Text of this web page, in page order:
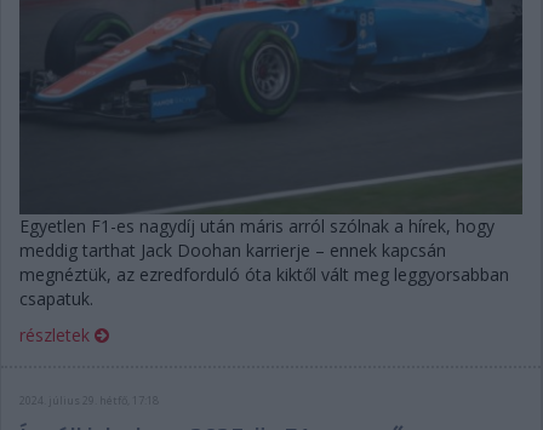
Egyetlen F1-es nagydíj után máris arról szólnak a hírek, hogy
meddig tarthat Jack Doohan karrierje – ennek kapcsán
megnéztük, az ezredforduló óta kiktől vált meg leggyorsabban
csapatuk.
részletek
2024. július 29. hétfő, 17:18